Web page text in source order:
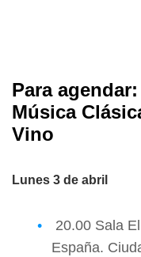
Para
Música
Vino
Lunes 3 de abril
20.00 Sala
España.